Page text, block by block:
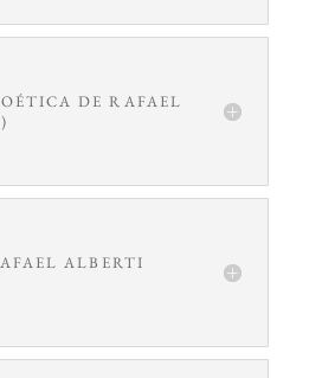
DE RAFAEL
ALBERTI